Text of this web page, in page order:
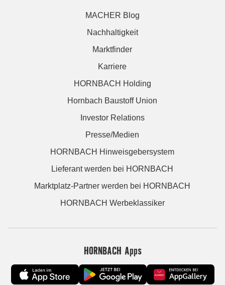
MACHER Blog
Nachhaltigkeit
Marktfinder
Karriere
HORNBACH Holding
Hornbach Baustoff Union
Investor Relations
Presse/Medien
HORNBACH Hinweisgebersystem
Lieferant werden bei HORNBACH
Marktplatz-Partner werden bei HORNBACH
HORNBACH Werbeklassiker
HORNBACH Apps